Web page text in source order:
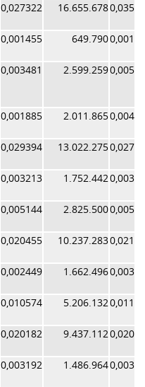
0,027322 16.655.678
0,001455 649.790
0,003481 2.599.259
0,001885 2.011.865
0,029394 13.022.275
0,003213 1.752.442
0,005144 2.825.500
0,020455 10.237.283
0,002449 1.662.496
0,010574 5.206.132
0,020182 9.437.112
0,003192 1.486.964